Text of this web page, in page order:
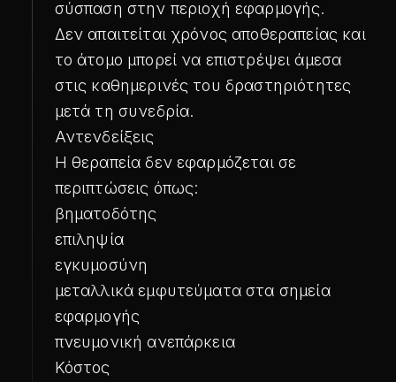
σύσπαση στην περιοχή εφαρμογής.
Δεν απαιτείται χρόνος αποθεραπείας και
το άτομο μπορεί να επιστρέψει άμεσα
στις καθημερινές του δραστηριότητες
μετά τη συνεδρία.
Αντενδείξεις
Η θεραπεία δεν εφαρμόζεται σε
περιπτώσεις όπως:
βηματοδότης
επιληψία
εγκυμοσύνη
μεταλλικά εμφυτεύματα στα σημεία
εφαρμογής
πνευμονική ανεπάρκεια
Κόστος